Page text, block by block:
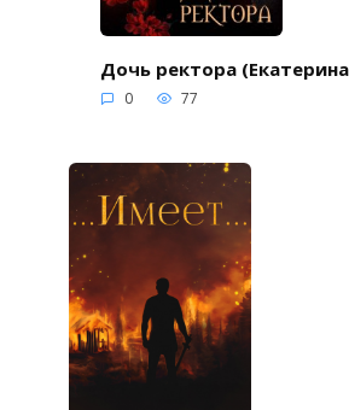
Дочь ректора
0 77